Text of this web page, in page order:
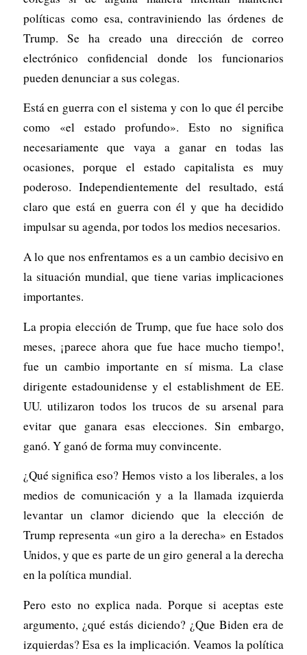
políticas como esa, contraviniendo las órdenes de
Trump. Se ha creado una dirección de correo
electrónico confidencial donde los funcionarios
pueden denunciar a sus colegas.
Está en guerra con el sistema y con lo que él percibe
como «el estado profundo». Esto no significa
necesariamente que vaya a ganar en todas las
ocasiones, porque el estado capitalista es muy
poderoso. Independientemente del resultado, está
claro que está en guerra con él y que ha decidido
impulsar su agenda, por todos los medios necesarios.
A lo que nos enfrentamos es a un cambio decisivo en
la situación mundial, que tiene varias implicaciones
importantes.
La propia elección de Trump, que fue hace solo dos
meses, ¡parece ahora que fue hace mucho tiempo!,
fue un cambio importante en sí misma. La clase
dirigente estadounidense y el establishment de EE.
UU. utilizaron todos los trucos de su arsenal para
evitar que ganara esas elecciones. Sin embargo,
ganó. Y ganó de forma muy convincente.
¿Qué significa eso? Hemos visto a los liberales, a los
medios de comunicación y a la llamada izquierda
levantar un clamor diciendo que la elección de
Trump representa «un giro a la derecha» en Estados
Unidos, y que es parte de un giro general a la derecha
en la política mundial.
Pero esto no explica nada. Porque si aceptas este
argumento, ¿qué estás diciendo? ¿Que Biden era de
izquierdas? Esa es la implicación. Veamos la política